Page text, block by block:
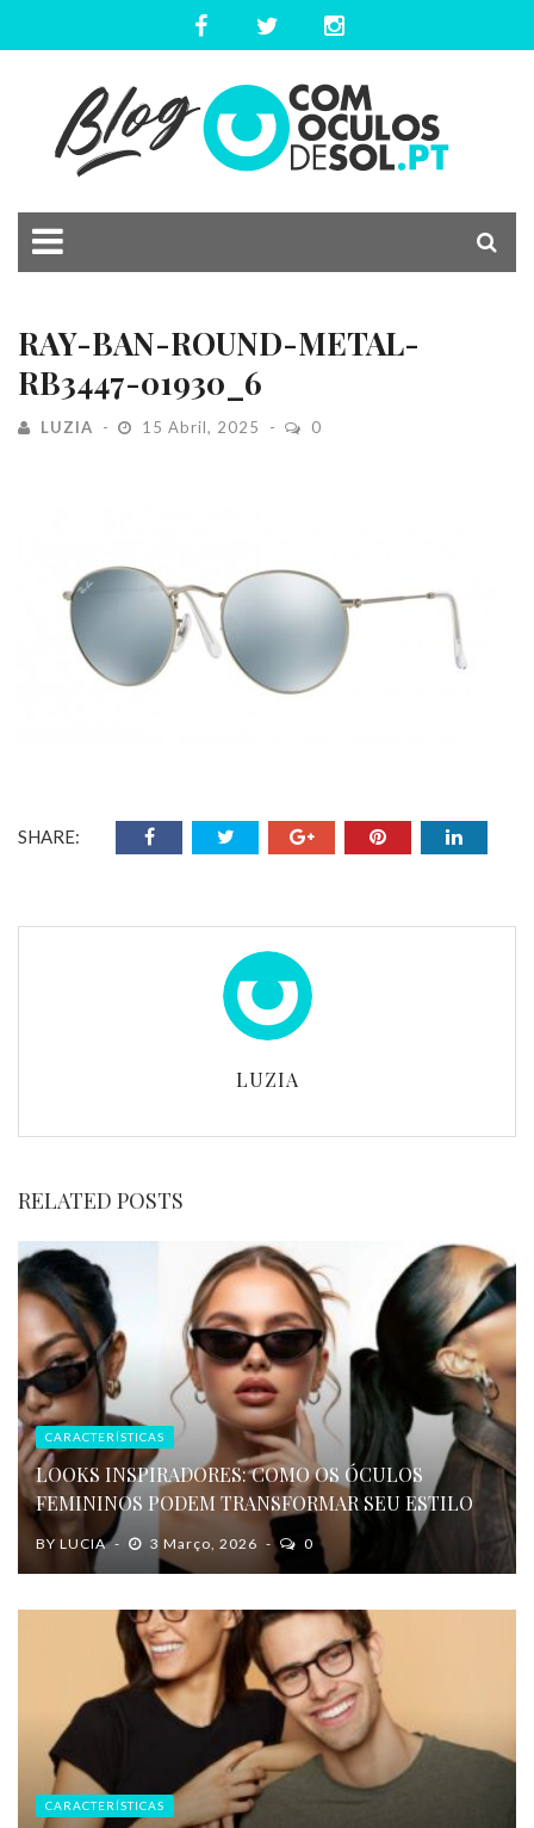
RAY-BAN-ROUND-METAL-
RB3447-01930_6
LUZIA 15 Abril, 2025 0
SHARE:
LUZIA
RELATED POSTS
CARACTERÍSTICAS
LOOKS INSPIRADORES: COMO OS ÓCULOS
FEMININOS PODEM TRANSFORMAR SEU ESTILO
BY LUCIA 3 Março, 2026 0
CARACTERÍSTICAS